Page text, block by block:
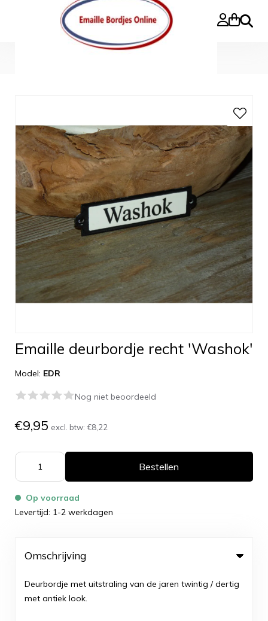
Zoeken
Emaille deurbordje recht 'Washok'
Model: EDR
Nog niet beoordeeld
€9,95 excl. btw: €8,22
Bestellen
Op voorraad
Levertijd: 1-2 werkdagen
Omschrijving
Deurbordje met uitstraling van de jaren twintig / dertig
met antiek look.